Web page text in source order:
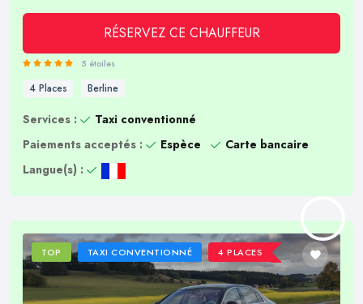
RÉSERVEZ CE CHAUFFEUR
5 étoiles
4 Places Berline
Services :
Taxi conventionné
Paiements acceptés :
Espèce
Carte bancaire
Langue(s) :
TOP TAXI CONVENTIONNÉ 4 PLACES